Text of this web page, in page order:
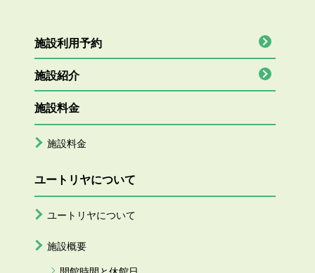
施設利用予約
施設紹介
施設料金
施設料金
ユートリヤについて
ユートリヤについて
施設概要